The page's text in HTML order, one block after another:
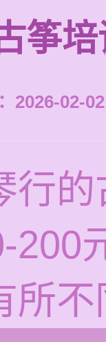
筝
2026-02-
行
200
所不